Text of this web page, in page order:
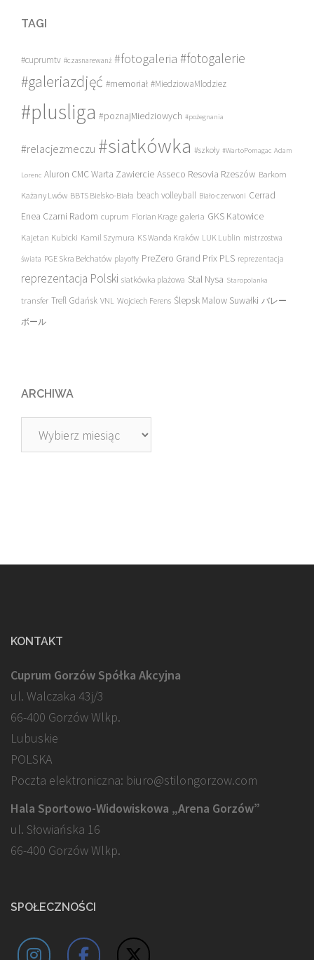
TAGI
#cuprumtv #czasnarewanż #fotogaleria #fotogalerie
#galeriazdjęć #memoriał #MiedziowaMlodziez
#plusliga #poznajMiedziowych #pożegnania
#relacjezmeczu #siatkówka #szkoły #WartoPomagac Adam
Lorenc Aluron CMC Warta Zawiercie Asseco Resovia Rzeszów Barkom
Każany Lwów BBTS Bielsko-Biała beach volleyball Biało-czerwoni Cerrad
Enea Czarni Radom cuprum Florian Krage galeria GKS Katowice
Kajetan Kubicki Kamil Szymura KS Wanda Kraków LUK Lublin mistrzostwa
świata PGE Skra Bełchatów playoffy PreZero Grand Prix PLS reprezentacja
reprezentacja Polski siatkówka plażowa Stal Nysa Staropolanka
transfer Trefl Gdańsk VNL Wojciech Ferens Ślepsk Malow Suwałki バレー
ボール
ARCHIWA
Archiwa
KONTAKT
Cuprum Gorzów Spółka Akcyjna
ul. Walczaka 43j/3
66-400 Gorzów Wlkp.
Lubuskie
POLSKA
Poczta elektroniczna: biuro@stilongorzow.com
Hala Sportowo-Widowiskowa „Arena Gorzów”
ul. Słowiańska 16
66-400 Gorzów Wlkp.
SPOŁECZNOŚCI